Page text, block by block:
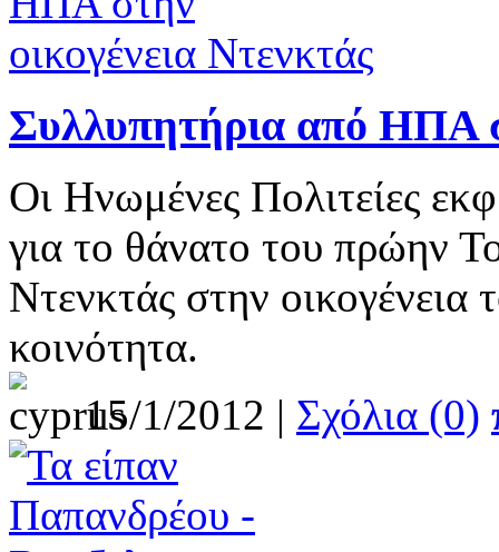
Συλλυπητήρια από ΗΠΑ
Οι Ηνωμένες Πολιτείες
για το θάνατο του πρώην
Ντενκτάς στην οικογένεια
κοινότητα.
15/1/2012 | Σχόλια (0)